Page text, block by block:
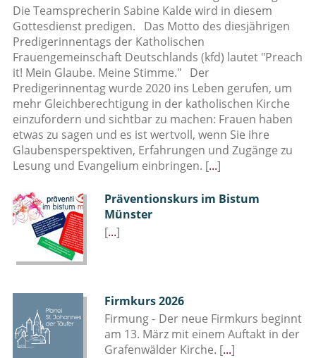
Die Teamsprecherin Sabine Kalde wird in diesem
Gottesdienst predigen. Das Motto des diesjährigen
Predigerinnentags der Katholischen
Frauengemeinschaft Deutschlands (kfd) lautet "Preach
it! Mein Glaube. Meine Stimme." Der
Predigerinnentag wurde 2020 ins Leben gerufen, um
mehr Gleichberechtigung in der katholischen Kirche
einzufordern und sichtbar zu machen: Frauen haben
etwas zu sagen und es ist wertvoll, wenn Sie ihre
Glaubensperspektiven, Erfahrungen und Zugänge zu
Lesung und Evangelium einbringen. [...]
Präventionskurs im Bistum
Münster
[...]
Firmkurs 2026
Firmung - Der neue Firmkurs beginnt
am 13. März mit einem Auftakt in der
Grafenwälder Kirche. [...]